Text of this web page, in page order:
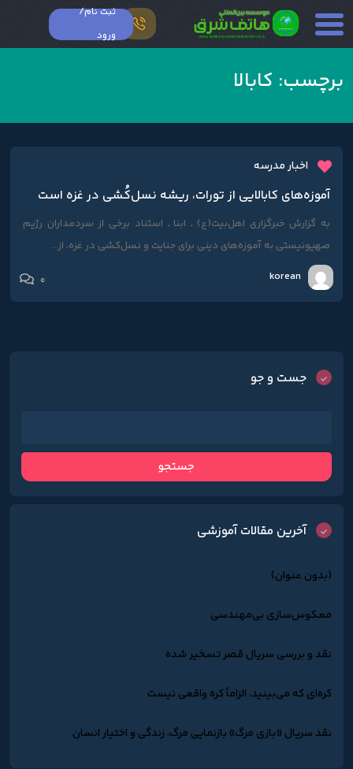
ثبت نام/
ورود
برچسب: کابالا
اخبار مدرسه
آموزه‌های کابالایی از تورات، ریشه نسل‌کُشی در غزه است
به گزارش خبرگزاری اهل‌بیت(ع) ـ ابنا ـ استناد برخی از سردمداران رژیم
صهیونیستی به آموزه‌های دینی برای جنایت و نسل‌کشی در غزه، از...
korean
0
جست و جو
آخرین مقالات آموزشی
(بدون عنوان)
معکوس‌سازی بی‌مهندسی
نقد و بررسی سریال قصر تسخیر شده
کره‌ای که می‌بینید، الزاماً کره واقعی نیست
نقد سریال «بازی مرگ» بازنمایی مرگ، زندگی و اختیار انسان